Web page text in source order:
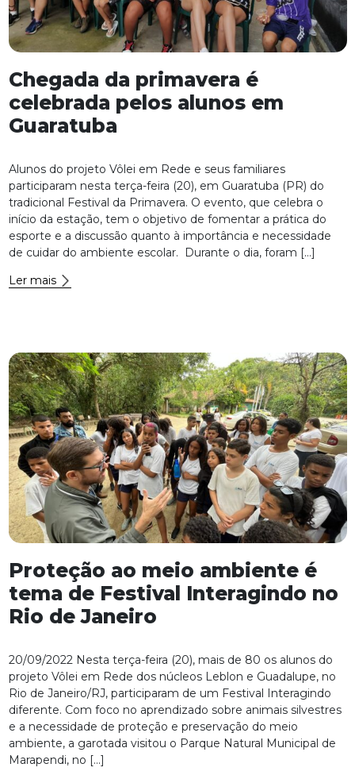
Chegada da primavera é
celebrada pelos alunos em
Guaratuba
Alunos do projeto Vôlei em Rede e seus familiares
participaram nesta terça-feira (20), em Guaratuba (PR) do
tradicional Festival da Primavera. O evento, que celebra o
início da estação, tem o objetivo de fomentar a prática do
esporte e a discussão quanto à importância e necessidade
de cuidar do ambiente escolar. Durante o dia, foram […]
Ler mais
Proteção ao meio ambiente é
tema de Festival Interagindo no
Rio de Janeiro
20/09/2022 Nesta terça-feira (20), mais de 80 os alunos do
projeto Vôlei em Rede dos núcleos Leblon e Guadalupe, no
Rio de Janeiro/RJ, participaram de um Festival Interagindo
diferente. Com foco no aprendizado sobre animais silvestres
e a necessidade de proteção e preservação do meio
ambiente, a garotada visitou o Parque Natural Municipal de
Marapendi, no […]